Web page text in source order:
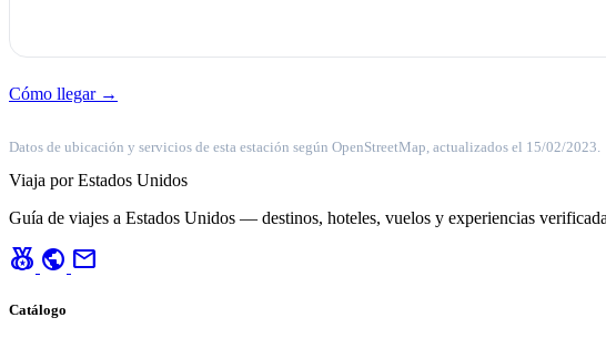
Cómo llegar →
Datos de ubicación y servicios de esta estación según OpenStreetMap, actualizados el 15/02/2023.
Viaja por Estados Unidos
Guía de viajes a Estados Unidos — destinos, hoteles, vuelos y experiencias
social_leaderboard public mail
Catálogo